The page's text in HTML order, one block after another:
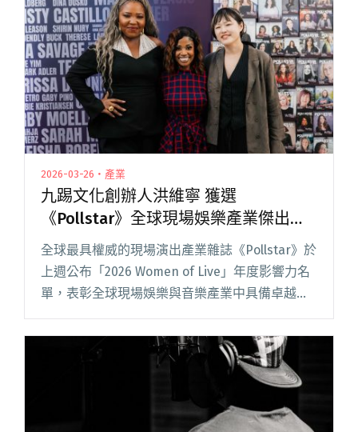
2026-03-26・產業
九踢文化創辦人洪維寧 獲選
《Pollstar》全球現場娛樂產業傑出女
性
全球最具權威的現場演出產業雜誌《Pollstar》於
上週公布「2026 Women of Live」年度影響力名
單，表彰全球現場娛樂與音樂產業中具備卓越領
導力與影響力的女性。台灣九踢文化 9 Kick 創辦
人洪維寧（Weining Hung閱讀全文 "九踢文化創
辦人洪維寧 獲選《Pollstar》全球現場娛樂產業